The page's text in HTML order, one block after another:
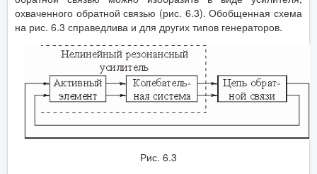
охваченного обратной связью (рис. 6.3). Обобщенная схема
на рис. 6.3 справедлива и для других типов генераторов.
Рис. 6.3